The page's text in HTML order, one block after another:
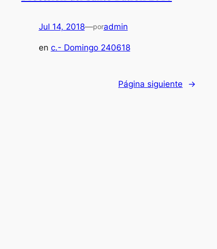
Jul 14, 2018—poradmin
en c.- Domingo 240618
Página siguiente →